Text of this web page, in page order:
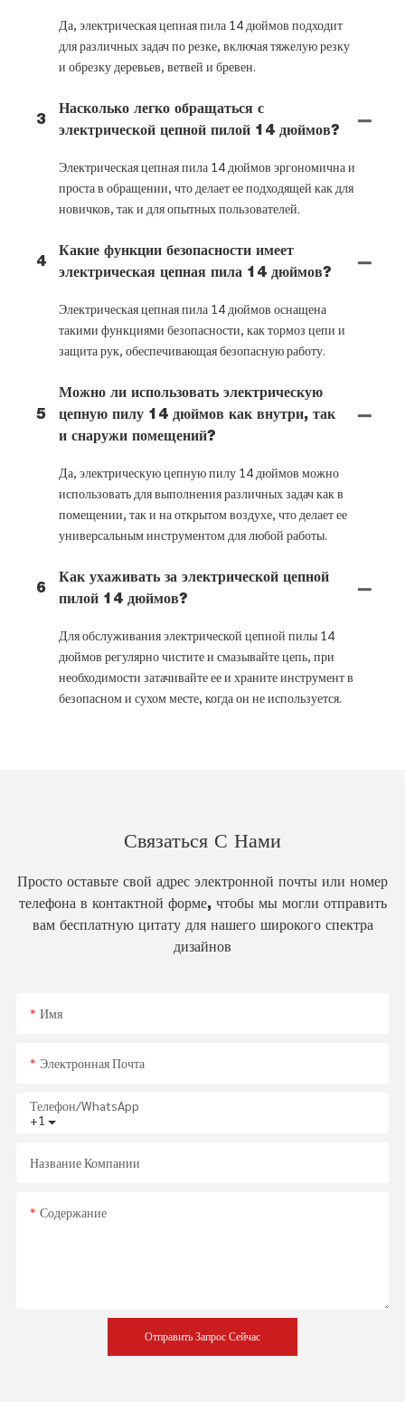
Да, электрическая цепная пила 14 дюймов подходит
для различных задач по резке, включая тяжелую резку
и обрезку деревьев, ветвей и бревен.
3
Насколько легко обращаться с
электрической цепной пилой 14 дюймов?
Электрическая цепная пила 14 дюймов эргономична и
проста в обращении, что делает ее подходящей как для
новичков, так и для опытных пользователей.
4
Какие функции безопасности имеет
электрическая цепная пила 14 дюймов?
Электрическая цепная пила 14 дюймов оснащена
такими функциями безопасности, как тормоз цепи и
защита рук, обеспечивающая безопасную работу.
5
Можно ли использовать электрическую
цепную пилу 14 дюймов как внутри, так
и снаружи помещений?
Да, электрическую цепную пилу 14 дюймов можно
использовать для выполнения различных задач как в
помещении, так и на открытом воздухе, что делает ее
универсальным инструментом для любой работы.
6
Как ухаживать за электрической цепной
пилой 14 дюймов?
Для обслуживания электрической цепной пилы 14
дюймов регулярно чистите и смазывайте цепь, при
необходимости затачивайте ее и храните инструмент в
безопасном и сухом месте, когда он не используется.
Связаться С Нами
Просто оставьте свой адрес электронной почты или номер
телефона в контактной форме, чтобы мы могли отправить
вам бесплатную цитату для нашего широкого спектра
дизайнов
Имя
Электронная Почта
+1
Телефон/WhatsApp
Название Компании
Содержание
Отправить Запрос Сейчас